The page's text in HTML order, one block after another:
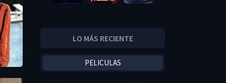
LO MÁS RECIENTE
PELICULAS